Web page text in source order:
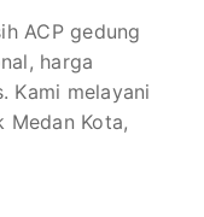
ACP gedung
harga
Kami melayani
Medan Kota,